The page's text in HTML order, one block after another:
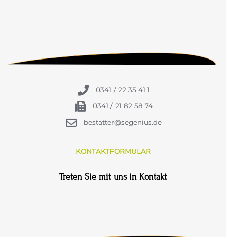
0341 / 22 35 41 1
0341 / 21 82 58 74
bestatter@segenius.de
KONTAKTFORMULAR
Treten Sie mit uns in Kontakt